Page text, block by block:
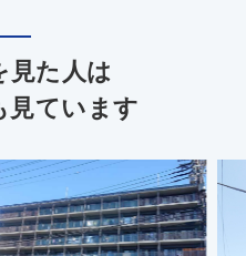
見た人は
見ています